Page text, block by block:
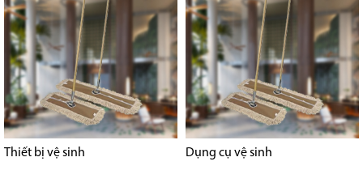
Thiết bị vệ sinh Dụng cụ vệ sinh